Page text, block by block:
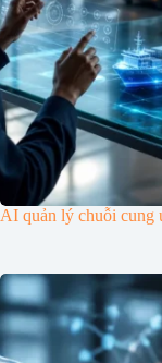
AI quản lý chuỗi cung